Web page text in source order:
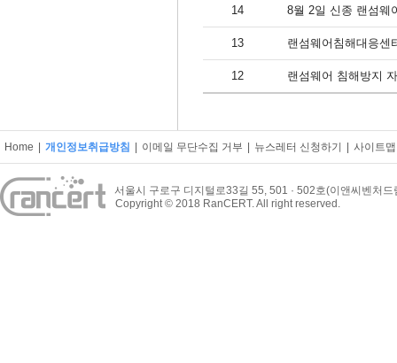
14 8월 2일 신종 랜섬
13 랜섬웨어침해대응
12 랜섬웨어 침해방지
Home 개인정보취급방침 이메일 무단수집 거부 뉴스레터 신청하기 사이트맵
서울시 구로구 디지털로33길 55, 501 · 502호(이앤씨벤처드
Copyright © 2018 RanCERT. All right reserved.